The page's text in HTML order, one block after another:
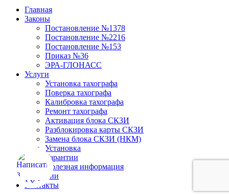
Главная
Законы
Постановление №1378
Постановление №2216
Постановление №153
Приказ №36
ЭРА-ГЛОНАСС
Услуги
Установка тахографа
Поверка тахографа
Калибровка тахографа
Ремонт тахографа
Активация блока СКЗИ
Разблокировка карты СКЗИ
Замена блока СКЗИ (НКМ)
Установка
Гарантии
Полезная информация
Вакансии
Контакты